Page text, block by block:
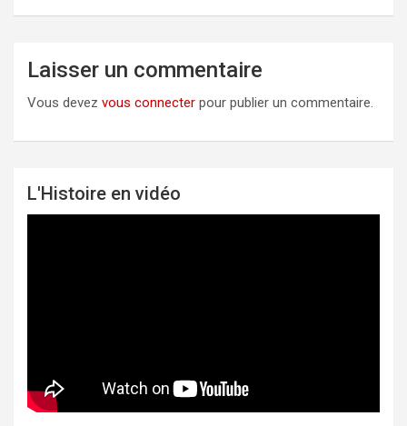
Laisser un commentaire
Vous devez vous connecter pour publier un commentaire.
L'Histoire en vidéo